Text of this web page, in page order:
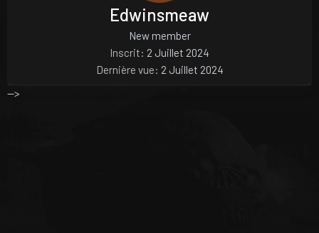
Edwinsmeaw
New member
Inscrit
2 Juillet 2024
Dernière vue
2 Juillet 2024
-->